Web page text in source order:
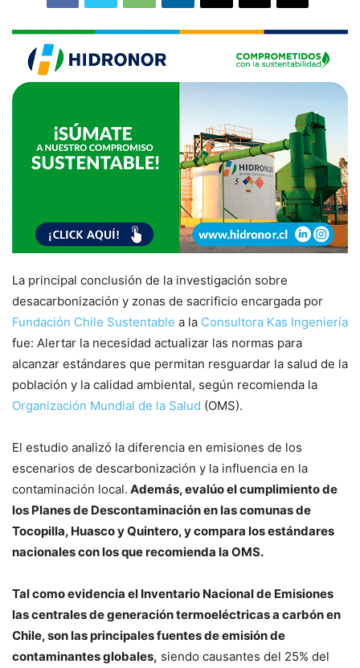
La principal conclusión de la investigación sobre
desacarbonización y zonas de sacrificio encargada por
Fundación Chile Sustentable a la Consultora Kas Ingeniería
fue: Alertar la necesidad actualizar las normas para
alcanzar estándares que permitan resguardar la salud de la
población y la calidad ambiental, según recomienda la
Organización Mundial de la Salud (OMS).
El estudio analizó la diferencia en emisiones de los
escenarios de descarbonización y la influencia en la
contaminación local. Además, evalúo el cumplimiento de
los Planes de Descontaminación en las comunas de
Tocopilla, Huasco y Quintero, y compara los estándares
nacionales con los que recomienda la OMS.
Tal como evidencia el Inventario Nacional de Emisiones
las centrales de generación termoeléctricas a carbón en
Chile, son las principales fuentes de emisión de
contaminantes globales, siendo causantes del 25% del